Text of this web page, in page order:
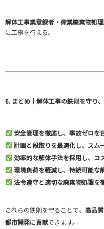
解体工事業登録者・産業廃棄物処
に工事を行える。
6. まとめ｜解体工事の鉄則を守り
安全管理を徹底し、事故ゼロを
計画と段取りを最適化し、スム
効率的な解体手法を採用し、コ
環境負荷を軽減し、持続可能な
法令遵守と適切な廃棄物処理を
これらの鉄則を守ることで、 高品
都市開発に貢献できます。